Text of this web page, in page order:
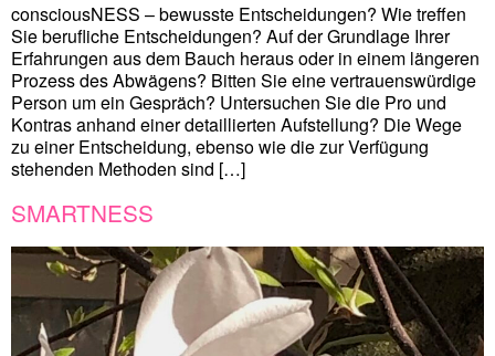
consciousNESS – bewusste Entscheidungen? Wie treffen
Sie berufliche Entscheidungen? Auf der Grundlage Ihrer
Erfahrungen aus dem Bauch heraus oder in einem längeren
Prozess des Abwägens? Bitten Sie eine vertrauenswürdige
Person um ein Gespräch? Untersuchen Sie die Pro und
Kontras anhand einer detaillierten Aufstellung? Die Wege
zu einer Entscheidung, ebenso wie die zur Verfügung
stehenden Methoden sind […]
SMARTNESS